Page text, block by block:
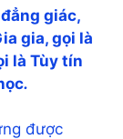
giác,
gia, gọi là
là Tùy tín
.
được